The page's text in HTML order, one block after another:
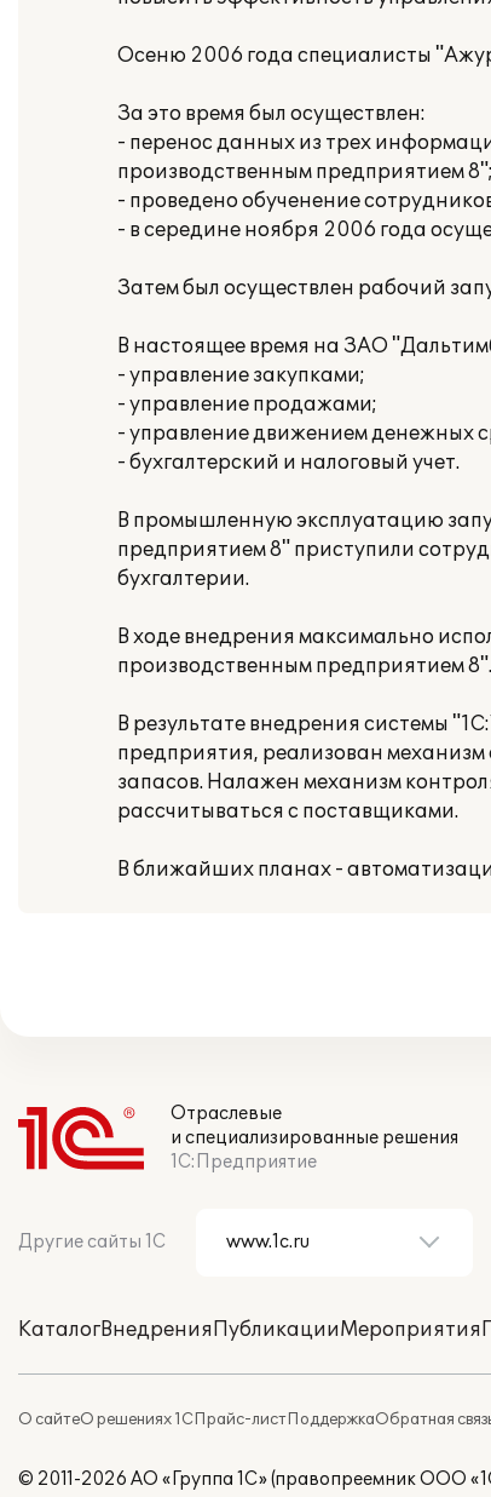
Осеню 2006 года специалисты
За это время был осуществлен:
- перенос данных из трех
производственным предприятием 8";
- проведено обученение
- в середине ноября 2006 года
Затем был осуществлен рабочий
В настоящее время на ЗАО
- управление закупками;
- управление продажами;
- управление движением денежных
- бухгалтерский и налоговый учет.
В промышленную эксплуатацию
предприятием 8" приступили
бухгалтерии.
В ходе внедрения максимально
производственным предприятием 8".
В результате внедрения системы
предприятия, реализован
запасов. Налажен механизм
рассчитываться с поставщиками.
В ближайших планах -
Отраслевые
и специализированные решения
1С:Предприятие
Другие сайты 1С
КаталогВнедренияПубликацииМероприятия
О сайтеО решениях 1СПрайс-листПоддержкаОбратная
© 2011-2026 АО «Группа 1С» (правопреемник ООО